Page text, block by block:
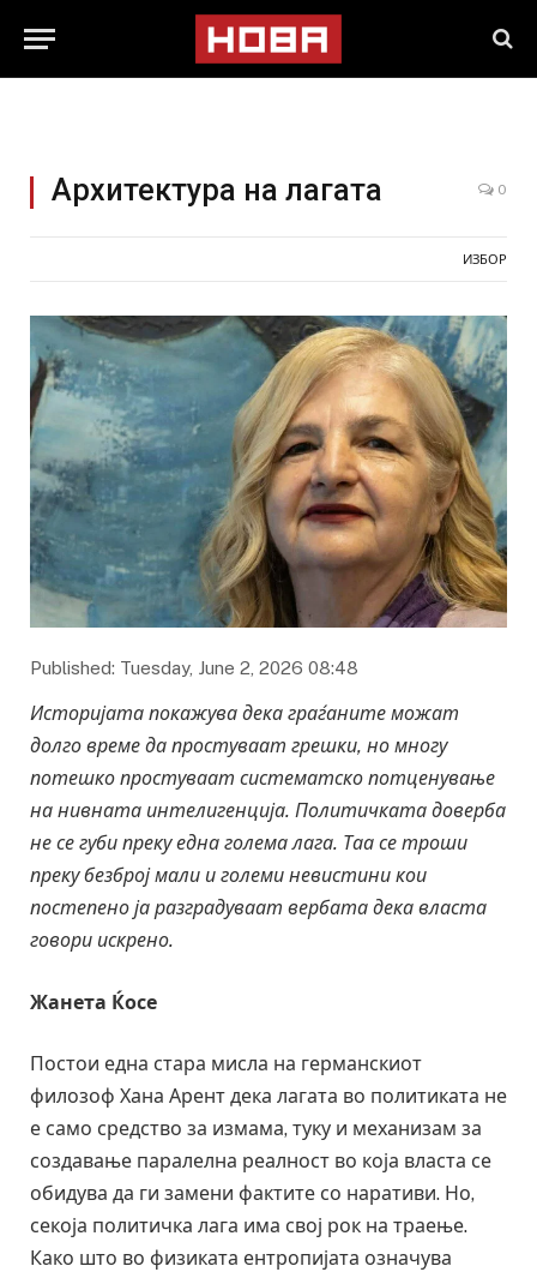
Архитектура на лагата 0
ИЗБОР
Published: Tuesday, June 2, 2026 08:48
Историјата покажува дека граѓаните можат
долго време да простуваат грешки, но многу
потешко простуваат систематско потценување
на нивната интелигенција. Политичката доверба
не се губи преку една голема лага. Таа се троши
преку безброј мали и големи невистини кои
постепено ја разградуваат вербата дека власта
говори искрено.
Жанета Ќосе
Постои една стара мисла на германскиот
филозоф Хана Арент дека лагата во политиката не
е само средство за измама, туку и механизам за
создавање паралелна реалност во која власта се
обидува да ги замени фактите со наративи. Но,
секоја политичка лага има свој рок на траење.
Како што во физиката ентропијата означува